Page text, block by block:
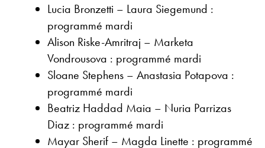
Lucia Bronzetti – Laura Siegemund :
programmé mardi
Alison Riske-Amritraj – Marketa
Vondrousova : programmé mardi
Sloane Stephens – Anastasia Potapova :
programmé mardi
Beatriz Haddad Maia – Nuria Parrizas
Diaz : programmé mardi
Mayar Sherif – Magda Linette : programmé